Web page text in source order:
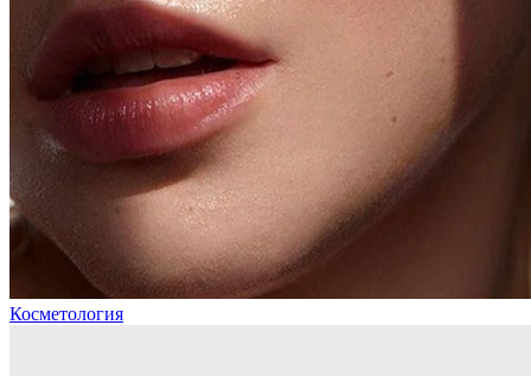
Косметология